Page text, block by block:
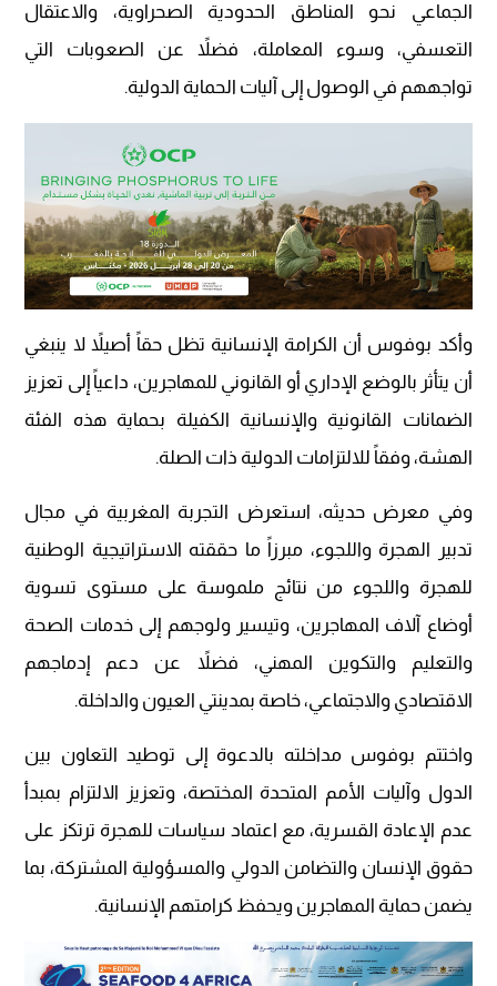
الجماعي نحو المناطق الحدودية الصحراوية، والاعتقال
التعسفي، وسوء المعاملة، فضلاً عن الصعوبات التي
تواجههم في الوصول إلى آليات الحماية الدولية.
وأكد بوفوس أن الكرامة الإنسانية تظل حقاً أصيلاً لا ينبغي
أن يتأثر بالوضع الإداري أو القانوني للمهاجرين، داعياً إلى تعزيز
الضمانات القانونية والإنسانية الكفيلة بحماية هذه الفئة
الهشة، وفقاً للالتزامات الدولية ذات الصلة.
وفي معرض حديثه، استعرض التجربة المغربية في مجال
تدبير الهجرة واللجوء، مبرزاً ما حققته الاستراتيجية الوطنية
للهجرة واللجوء من نتائج ملموسة على مستوى تسوية
أوضاع آلاف المهاجرين، وتيسير ولوجهم إلى خدمات الصحة
والتعليم والتكوين المهني، فضلاً عن دعم إدماجهم
الاقتصادي والاجتماعي، خاصة بمدينتي العيون والداخلة.
واختتم بوفوس مداخلته بالدعوة إلى توطيد التعاون بين
الدول وآليات الأمم المتحدة المختصة، وتعزيز الالتزام بمبدأ
عدم الإعادة القسرية، مع اعتماد سياسات للهجرة ترتكز على
حقوق الإنسان والتضامن الدولي والمسؤولية المشتركة، بما
يضمن حماية المهاجرين ويحفظ كرامتهم الإنسانية.